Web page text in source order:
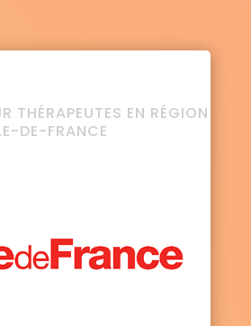
THÉRAPEUTES EN RÉGION
DE-FRANCE